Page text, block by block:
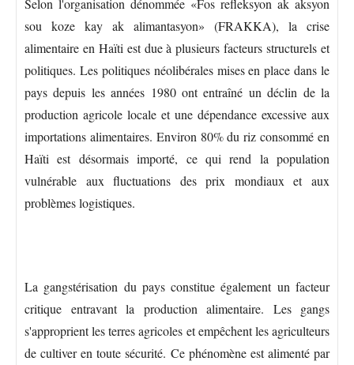
sou koze kay ak alimantasyon» (FRAKKA), la crise
alimentaire en Haïti est due à plusieurs facteurs structurels et
politiques. Les politiques néolibérales mises en place dans le
pays depuis les années 1980 ont entraîné un déclin de la
production agricole locale et une dépendance excessive aux
importations alimentaires. Environ 80% du riz consommé en
Haïti est désormais importé, ce qui rend la population
vulnérable aux fluctuations des prix mondiaux et aux
problèmes logistiques.
La gangstérisation du pays constitue également un facteur
critique entravant la production alimentaire. Les gangs
s'approprient les terres agricoles et empêchent les agriculteurs
de cultiver en toute sécurité. Ce phénomène est alimenté par